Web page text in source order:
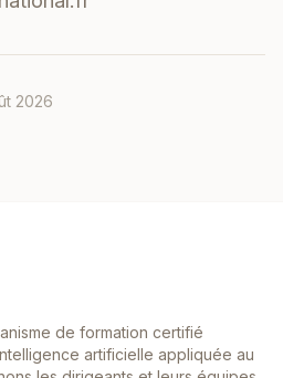
2026
de formation certifié
artificielle appliquée au